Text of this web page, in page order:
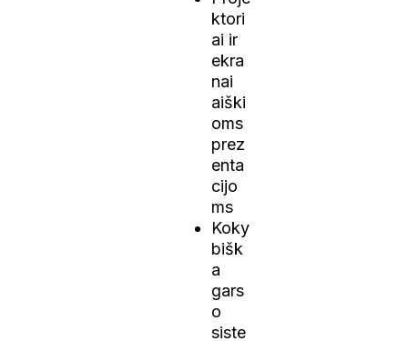
ktori
ai ir
ekra
nai
aiški
oms
prez
enta
cijo
ms
Koky
bišk
a
gars
o
siste